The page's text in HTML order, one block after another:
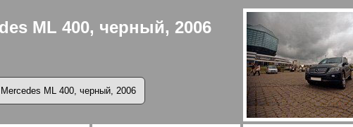
ML 400, черный, 2006